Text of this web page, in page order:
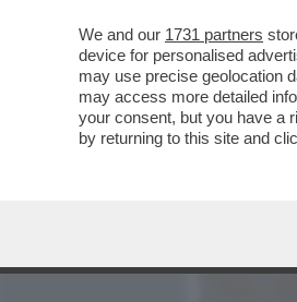
POSTA -
VAI
We and our 1731 partners
device for personalised
may use precise geolocation
may access more detailed
your consent, but you have a
by returning to this site and